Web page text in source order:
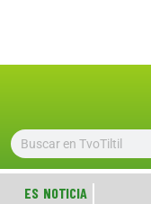
ES NOTICIA